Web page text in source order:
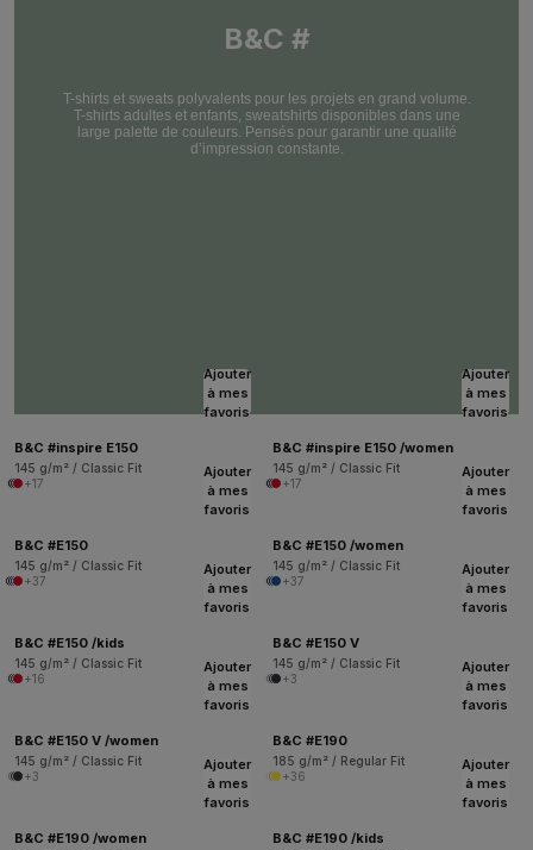
B&C #
T-shirts et sweats polyvalents pour les projets en grand volume.
T-shirts adultes et enfants, sweatshirts disponibles dans une
large palette de couleurs. Pensés pour garantir une qualité
d’impression constante.
Ajouter
à mes
favoris
B&C #inspire E150
145 g/m² / Classic Fit
+17
Ajouter
à mes
favoris
B&C #inspire E150 /women
145 g/m² / Classic Fit
+17
Ajouter
à mes
favoris
B&C #E150
145 g/m² / Classic Fit
+37
Ajouter
à mes
favoris
B&C #E150 /women
145 g/m² / Classic Fit
+37
Ajouter
à mes
favoris
B&C #E150 /kids
145 g/m² / Classic Fit
+16
Ajouter
à mes
favoris
B&C #E150 V
145 g/m² / Classic Fit
+3
Ajouter
à mes
favoris
B&C #E150 V /women
145 g/m² / Classic Fit
+3
Ajouter
à mes
favoris
B&C #E190
185 g/m² / Regular Fit
+36
Ajouter
à mes
favoris
B&C #E190 /women
Ajouter
à mes
favoris
B&C #E190 /kids